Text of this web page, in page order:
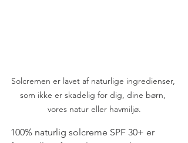
Solcremen er lavet af naturlige ingredienser,
som ikke er skadelig for dig, dine børn,
vores natur eller havmiljø.
100% naturlig solcreme SPF 30+ er